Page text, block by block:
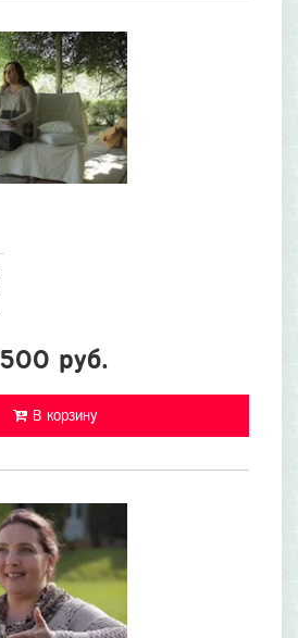
500 руб.
В корзину